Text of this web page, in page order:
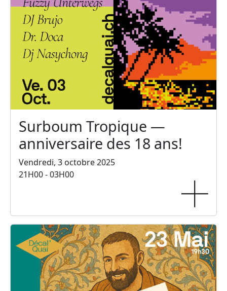
Surboum Tropique —
anniversaire des 18 ans!
Vendredi, 3 octobre 2025
21H00 - 03H00